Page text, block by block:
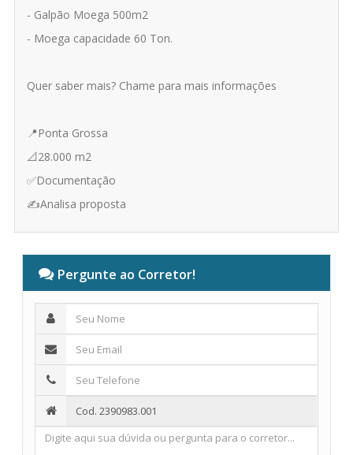
- Galpão Moega 500m2
- Moega capacidade 60 Ton.
Quer saber mais? Chame para mais informações
📍Ponta Grossa
📐28.000 m2
✅Documentação
✍️Analisa proposta
Pergunte ao Corretor!